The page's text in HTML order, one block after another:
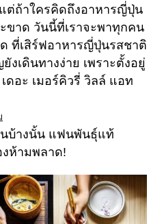
ต่ถ้าใครคิดถึงอาหารญี่ปุ่น
ขาด วันนี้ที่เราจะพาทุกคน
ด ที่เสิร์ฟอาหารญี่ปุ่นรสชาติ
งเดินทางง่าย เพราะตั้งอยู่
ดอะ เมอร์คิวรี่ วิลล์ แอท
บ้างนั้น แฟนพันธุ์แท้
ห้ามพลาด!